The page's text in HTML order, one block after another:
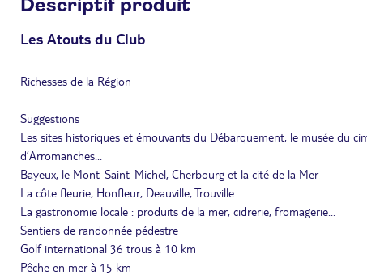
Descriptif produit
Les Atouts du Club
Richesses de la Région
Suggestions
Les sites historiques et émouvants du Débarquement, le musée du
d’Arromanches...
Bayeux, le Mont-Saint-Michel, Cherbourg et la cité de la Mer
La côte fleurie, Honfleur, Deauville, Trouville...
La gastronomie locale : produits de la mer, cidrerie, fromagerie...
Sentiers de randonnée pédestre
Golf international 36 trous à 10 km
Pêche en mer à 15 km